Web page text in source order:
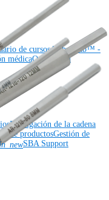
de cursosArthroLab™ -
médicaOrthoPedia
Divulgación de la cadena
de productosGestión de
SBA Support